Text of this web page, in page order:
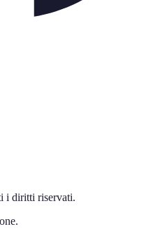
i diritti riservati.